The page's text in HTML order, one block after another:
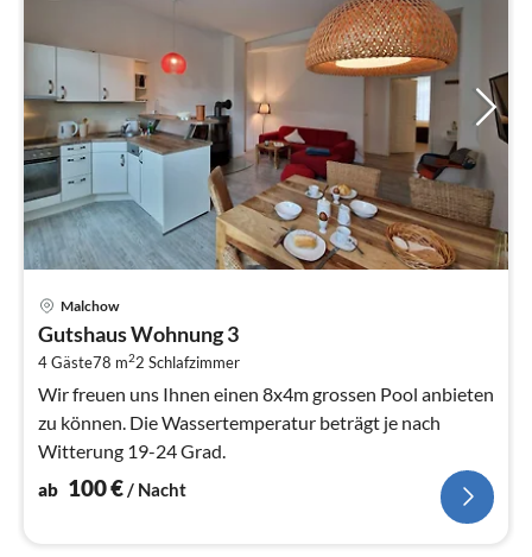
Malchow
Gutshaus Wohnung 3
4 Gäste78 m22 Schlafzimmer
Wir freuen uns Ihnen einen 8x4m grossen Pool anbieten
zu können. Die Wassertemperatur beträgt je nach
Witterung 19-24 Grad.
ab 100€/ Nacht